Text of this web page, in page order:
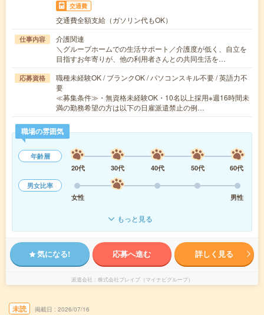
交通費
交通費全額支給（ガソリン代もOK）
仕事内容
介護関連
＼グループホームでの生活サポート／介護度が低く、自立を
目指すお年寄りが、他の利用者さんとの共同生活を…
応募資格
職種未経験OK / ブランクOK / パソコンスキル不要 / 英語力不
要
≪募集条件≫・無資格未経験OK・10名以上採用※週16時間未
満の勤務希望の方は以下の日雇派遣禁止の例…
職場の雰囲気
年齢層
20代
30代 40代 50代
60代
男女比率
女性
男性
もっと見る
気になる! 応募へ進む 詳しく見る
派遣会社 株式会社ブレイブ（マイナビグループ）
未読 掲載日 2026/07/16